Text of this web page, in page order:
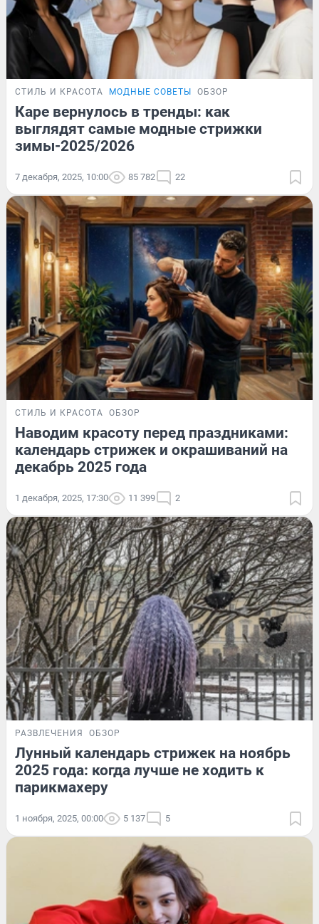
СТИЛЬ И КРАСОТА МОДНЫЕ СОВЕТЫ ОБЗОР
Каре вернулось в тренды: как
выглядят самые модные стрижки
зимы-2025/2026
7 декабря, 2025, 10:00 85 782 22
СТИЛЬ И КРАСОТА ОБЗОР
Наводим красоту перед праздниками:
календарь стрижек и окрашиваний на
декабрь 2025 года
1 декабря, 2025, 17:30 11 399 2
РАЗВЛЕЧЕНИЯ ОБЗОР
Лунный календарь стрижек на ноябрь
2025 года: когда лучше не ходить к
парикмахеру
1 ноября, 2025, 00:00 5 137 5